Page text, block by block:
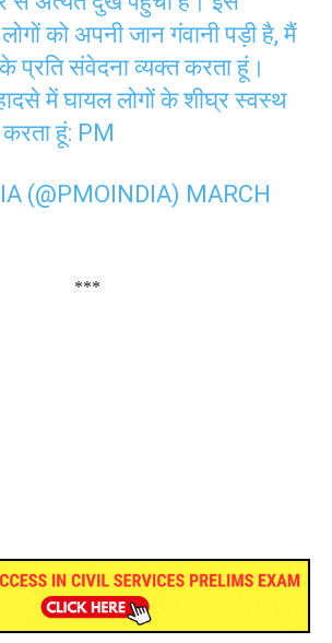
को अपनी जान गंवानी पड़ी है, मैं
प्रति संवेदना व्यक्त करता हूं।
में घायल लोगों के शीघ्र स्वस्थ
करता हूं: PM
(@PMOINDIA) MARCH
***